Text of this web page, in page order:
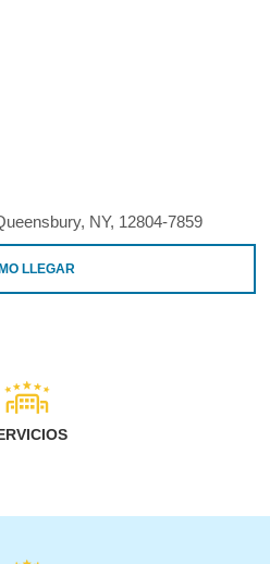
NY, 12804-7859
LLEGAR